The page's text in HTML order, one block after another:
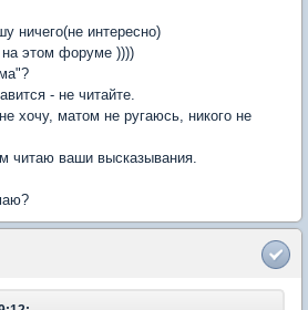
ничего(не интересно)
на этом форуме ))))
- не читайте.
хочу, матом не ругаюсь, никого не
читаю ваши высказывания.